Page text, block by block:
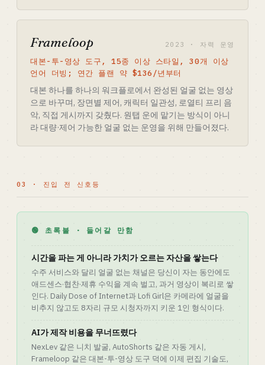
Frameloop 2023 · 자력 운영
대본-투-영상 도구, 15종 이상 스타일, 30개 이상
언어 더빙; 연간 플랜 약 $136/년부터
대본 하나를 하나의 워크플로에서 완성된 얼굴 없는 영상
으로 바꾸며, 장면별 제어, 캐릭터 일관성, 로열티 프리 음
악, 직접 게시까지 갖췄다. 원탭 운에 맡기는 방식이 아니
라 대량·제어 가능한 얼굴 없는 운영을 위해 만들어졌다.
03 · 진입 전 신호등
🟢 초록불 · 들어갈 만함
시간을 파는 게 아니라 가치가 오르는 자산을 쌓는다
수주 서비스와 달리 얼굴 없는 채널은 당신이 자는 동안에도
애드센스·협찬·제휴 수익을 계속 벌고, 과거 영상이 복리로 쌓
인다. Daily Dose of Internet과 Lofi Girl은 카메라에 얼굴을
비추지 않고도 8자리 규모 시청자까지 키운 1인 형식이다.
AI가 제작 비용을 무너뜨렸다
NexLev 같은 니치 발굴, AutoShorts 같은 자동 게시,
Frameloop 같은 대본-투-영상 도구 덕에 이제 편집 기술도,